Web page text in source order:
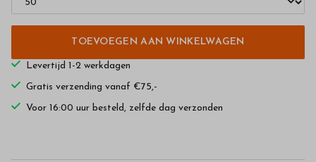
TOEVOEGEN AAN WINKELWAGEN
Levertijd 1-2 werkdagen
Gratis verzending vanaf €75,-
Voor 16:00 uur besteld, zelfde dag verzonden